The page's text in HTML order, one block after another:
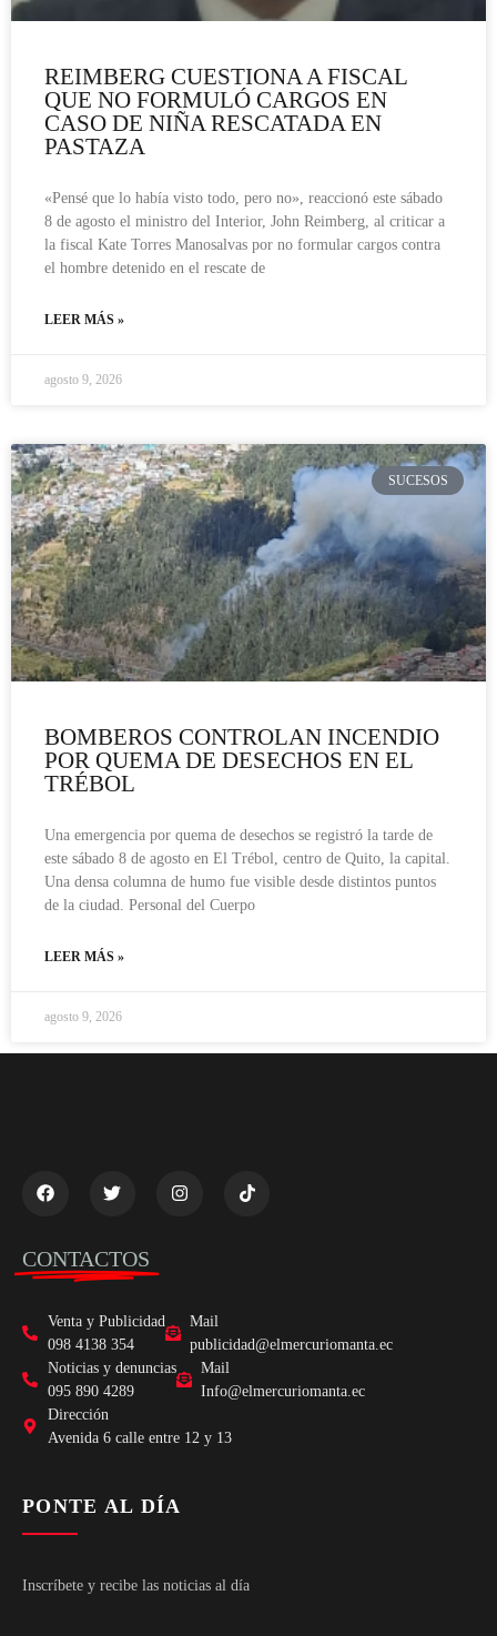
REIMBERG CUESTIONA A FISCAL
QUE NO FORMULÓ CARGOS EN
CASO DE NIÑA RESCATADA EN
PASTAZA
«Pensé que lo había visto todo, pero no», reaccionó este sábado
8 de agosto el ministro del Interior, John Reimberg, al criticar a
la fiscal Kate Torres Manosalvas por no formular cargos contra
el hombre detenido en el rescate de
LEER MÁS »
agosto 9, 2026
SUCESOS
BOMBEROS CONTROLAN INCENDIO
POR QUEMA DE DESECHOS EN EL
TRÉBOL
Una emergencia por quema de desechos se registró la tarde de
este sábado 8 de agosto en El Trébol, centro de Quito, la capital.
Una densa columna de humo fue visible desde distintos puntos
de la ciudad. Personal del Cuerpo
LEER MÁS »
agosto 9, 2026
CONTACTOS
Venta y Publicidad
098 4138 354
Mail
publicidad@elmercuriomanta.ec
Noticias y denuncias
095 890 4289
Mail
Info@elmercuriomanta.ec
Dirección
Avenida 6 calle entre 12 y 13
PONTE AL DÍA
Inscríbete y recibe las noticias al día